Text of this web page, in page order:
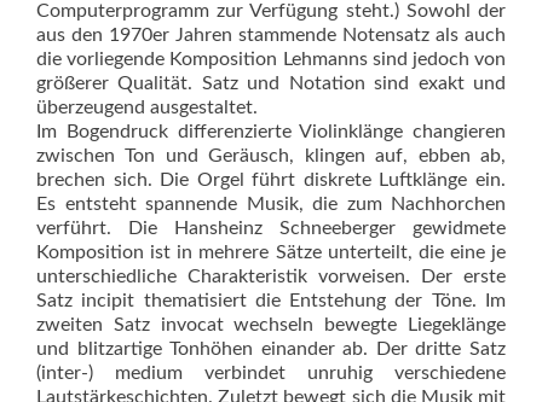
Computerprogramm zur Verfügung steht.) Sowohl der
aus den 1970er Jahren stammende Notensatz als auch
die vorliegende Komposition Lehmanns sind jedoch von
größerer Qualität. Satz und Notation sind exakt und
überzeugend ausgestaltet.
Im Bogendruck differenzierte Violinklänge changieren
zwischen Ton und Geräusch, klingen auf, ebben ab,
brechen sich. Die Orgel führt diskrete Luftklänge ein.
Es entsteht spannende Musik, die zum Nachhorchen
verführt. Die Hansheinz Schneeberger gewidmete
Komposition ist in mehrere Sätze unterteilt, die eine je
unterschied­liche Charakteristik vorweisen. Der erste
Satz incipit thematisiert die Entstehung der Töne. Im
zweiten Satz invocat wechseln bewegte Liegeklänge
und blitzartige Tonhöhen einander ab. Der dritte Satz
(inter-) medium verbindet unruhig verschiedene
Lautstärkeschichten. Zuletzt bewegt sich die Musik mit